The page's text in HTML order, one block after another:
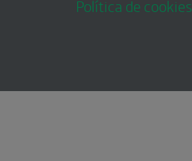
Política de cookies